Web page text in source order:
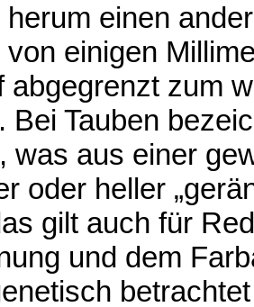
herum einen
von einigen
abgegrenzt zum
Bei Tauben
was aus einer
oder heller
gilt auch für
und dem